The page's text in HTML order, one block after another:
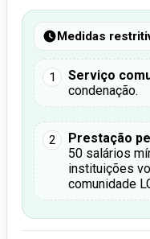
Medidas
1 Serviço
condenação.
2 Prestação
50 salários
instituições
comunidade